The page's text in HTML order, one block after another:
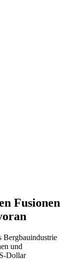
Fusionen
Bergbauindustrie
und
Dollar